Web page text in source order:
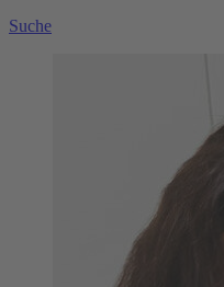
Suche